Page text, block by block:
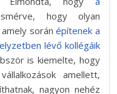
hogy olyan
soránépítenek a
lévő kollégáik
is kiemelte, hogy
amellett,
nagyon nehéz